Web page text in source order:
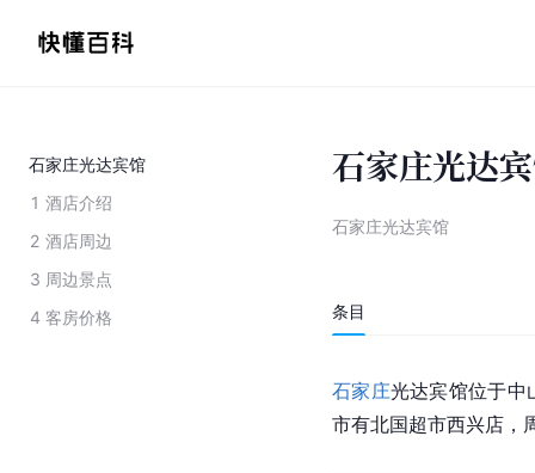
石家庄光达宾馆
1 酒店介绍
2 酒店周边
3 周边景点
4 客房价格
石家庄光达
石家庄光达宾馆
条目
石家庄光达宾馆位于中
市有北国超市西兴店，